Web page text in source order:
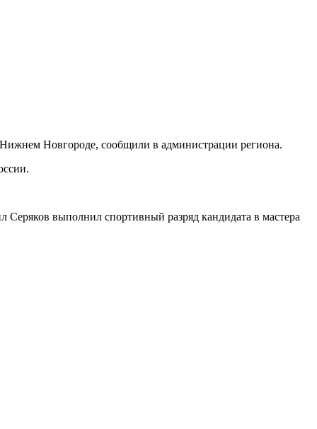
Новгороде, сообщили в администрации региона.
выполнил спортивный разряд кандидата в мастера